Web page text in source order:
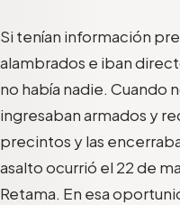
Si tenían información
alambrados e iban
no había nadie. Cuando
ingresaban armados y
precintos y las
asalto ocurrió el 22 de
Retama. En esa